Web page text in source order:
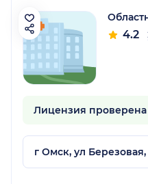
4.2
Лицензия проверена
г Омск, ул